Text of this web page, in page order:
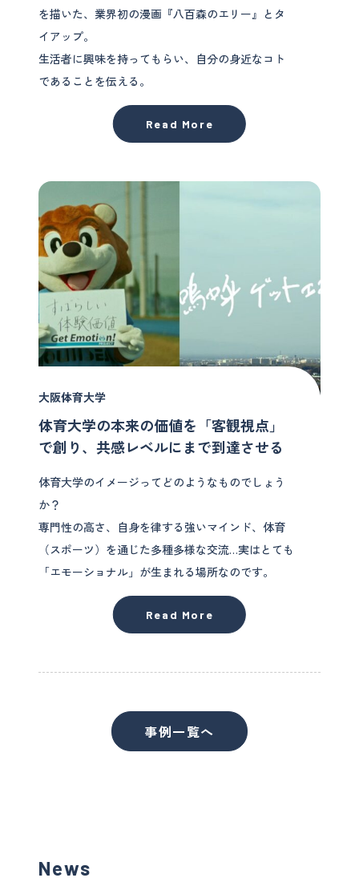
を描いた、業界初の漫画『八百森のエリー』とタ
イアップ。
生活者に興味を持ってもらい、自分の身近なコト
であることを伝える。
Read More
大阪体育大学
体育大学の本来の価値を「客観視点」
で創り、共感レベルにまで到達させる
体育大学のイメージってどのようなものでしょう
か？
専門性の高さ、自身を律する強いマインド、体育
（スポーツ）を通じた多種多様な交流…実はとても
「エモーショナル」が生まれる場所なのです。
Read More
事例一覧へ
News